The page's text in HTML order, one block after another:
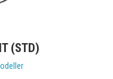
(STD)